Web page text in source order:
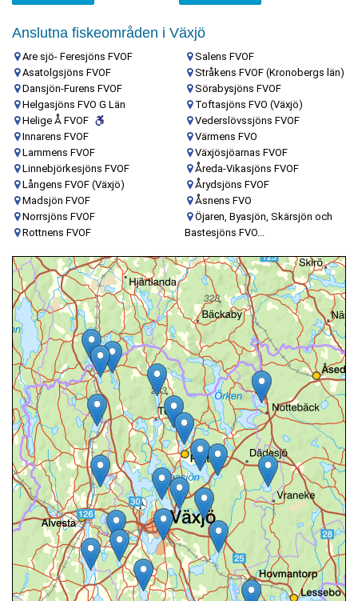
Anslutna fiskeområden i Växjö
Are sjö- Feresjöns FVOF
Asatolgsjöns FVOF
Dansjön-Furens FVOF
Helgasjöns FVO G Län
Helige Å FVOF
Innarens FVOF
Lammens FVOF
Linnebjörkesjöns FVOF
Långens FVOF (Växjö)
Madsjön FVOF
Norrsjöns FVOF
Rottnens FVOF
Salens FVOF
Stråkens FVOF (Kronobergs län)
Sörabysjöns FVOF
Toftasjöns FVO (Växjö)
Vederslövssjöns FVOF
Värmens FVO
Växjösjöarnas FVOF
Åreda-Vikasjöns FVOF
Årydsjöns FVOF
Åsnens FVO
Öjaren, Byasjön, Skärsjön och
Bastesjöns FVO...